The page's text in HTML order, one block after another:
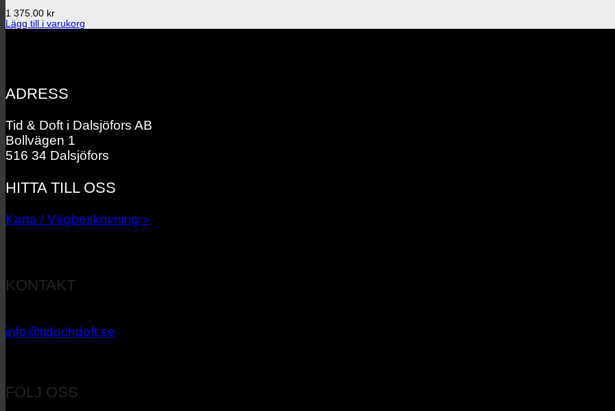
1 375.00 kr
Lägg till i varukorg
ADRESS
Tid & Doft i Dalsjöfors AB
Bollvägen 1
516 34 Dalsjöfors
HITTA TILL OSS
Karta / Vägbeskrivning »
KONTAKT
info@tidochdoft.se
FÖLJ OSS